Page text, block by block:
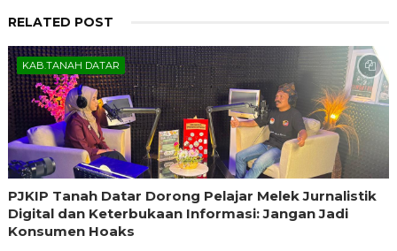
RELATED POST
KAB.TANAH DATAR
PJKIP Tanah Datar Dorong Pelajar Melek Jurnalistik
Digital dan Keterbukaan Informasi: Jangan Jadi
Konsumen Hoaks